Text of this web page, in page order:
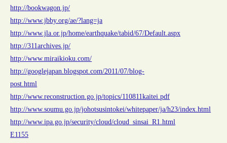
http://bookwagon.jp/
http://www.jbby.org/ae/?lang=ja
http://www.jla.or.jp/home/earthquake/tabid/67/Default.aspx
http://311archives.jp/
http://www.miraikioku.com/
http://googlejapan.blogspot.com/2011/07/blog-
post.html
http://www.reconstruction.go.jp/topics/110811kaitei.pdf
http://www.soumu.go.jp/johotsusintokei/whitepaper/ja/h23/index.html
http://www.ipa.go.jp/security/cloud/cloud_sinsai_R1.html
E1155